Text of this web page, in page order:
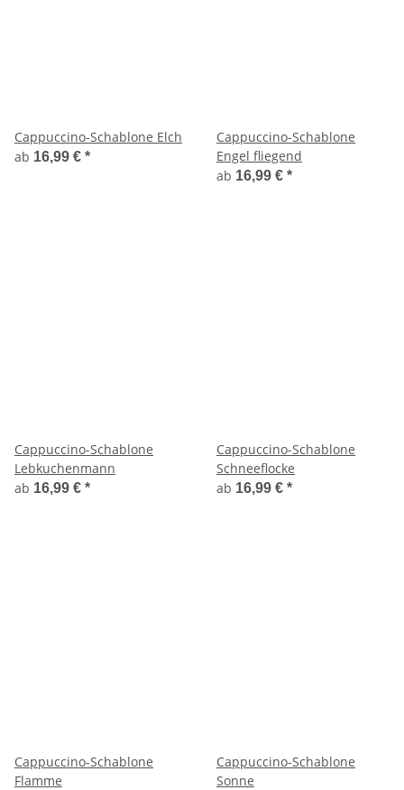
Cappuccino-Schablone Elch
ab 16,99 € *
Cappuccino-Schablone
Engel fliegend
ab 16,99 € *
Cappuccino-Schablone
Lebkuchenmann
ab 16,99 € *
Cappuccino-Schablone
Schneeflocke
ab 16,99 € *
Cappuccino-Schablone
Flamme
Cappuccino-Schablone
Sonne